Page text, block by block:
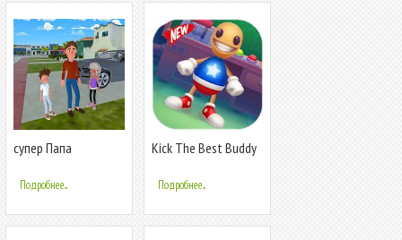
супер Папа
Подробнее...
Kick The Best Buddy
Подробнее...